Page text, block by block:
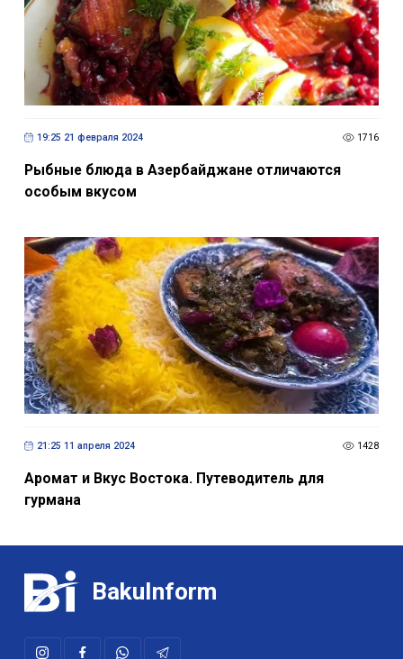
19:25 21 февраля 2024 1716
Рыбные блюда в Азербайджане отличаются
особым вкусом
21:25 11 апреля 2024 1428
Аромат и Вкус Востока. Путеводитель для
гурмана
BakuInform